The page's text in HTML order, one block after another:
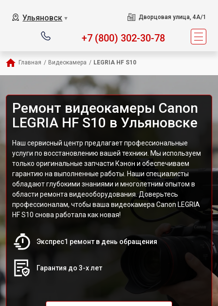
Ульяновск ▼ Дворцовая улица, 4А/1
+7 (800) 302-30-78
Главная / Видеокамера / LEGRIA HF S10
Ремонт видеокамеры Canon
LEGRIA HF S10 в Ульяновске
Наш сервисный центр предлагает профессиональные
услуги по восстановлению вашей техники. Мы используем
только оригинальные запчасти Кэнон и обеспечиваем
гарантию на выполненные работы. Наши специалисты
обладают глубокими знаниями и многолетним опытом в
области ремонта видеооборудования. Доверьтесь
профессионалам, чтобы ваша видеокамера Canon LEGRIA
HF S10 снова работала как новая!
Экспрес1 ремонт в день обращения
Гарантия до 3-х лет